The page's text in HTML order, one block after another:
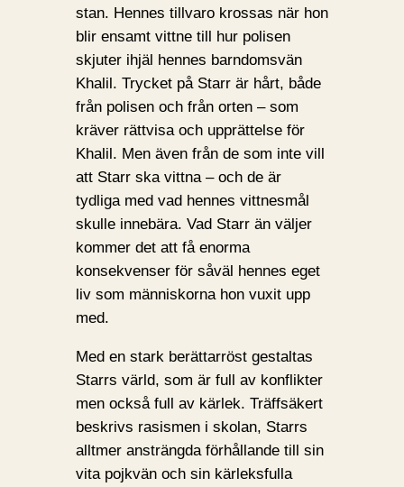
stan. Hennes tillvaro krossas när hon
blir ensamt vittne till hur polisen
skjuter ihjäl hennes barndomsvän
Khalil. Trycket på Starr är hårt, både
från polisen och från orten – som
kräver rättvisa och upprättelse för
Khalil. Men även från de som inte vill
att Starr ska vittna – och de är
tydliga med vad hennes vittnesmål
skulle innebära. Vad Starr än väljer
kommer det att få enorma
konsekvenser för såväl hennes eget
liv som människorna hon vuxit upp
med.
Med en stark berättarröst gestaltas
Starrs värld, som är full av konflikter
men också full av kärlek. Träffsäkert
beskrivs rasismen i skolan, Starrs
alltmer ansträngda förhållande till sin
vita pojkvän och sin kärleksfulla